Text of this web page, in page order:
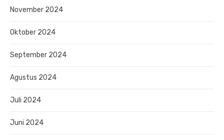
November 2024
Oktober 2024
September 2024
Agustus 2024
Juli 2024
Juni 2024